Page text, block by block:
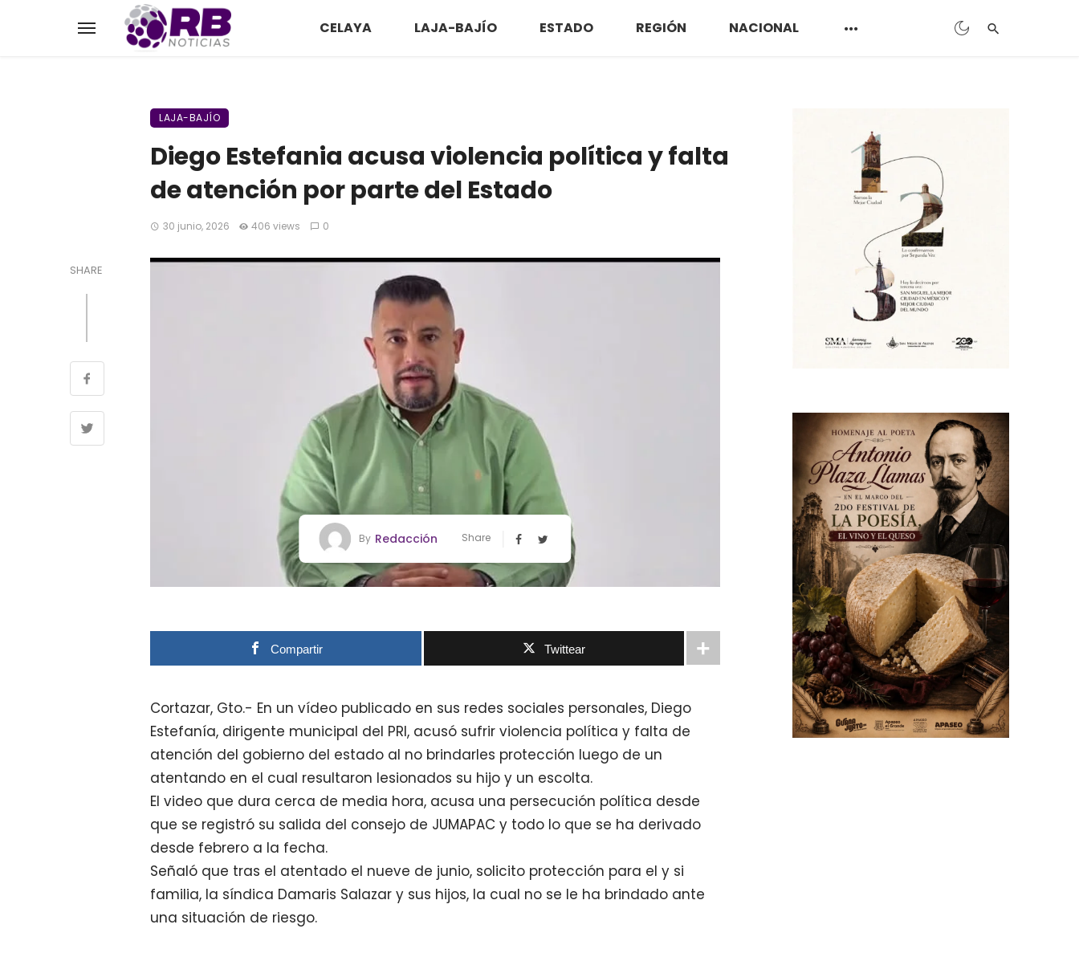
CELAYA LAJA-BAJÍO ESTADO REGIÓN NACIONAL
LAJA-BAJÍO
Diego Estefania acusa violencia política y falta
de atención por parte del Estado
30 junio, 2026 406 views 0
SHARE
By Redacción Share
Compartir Twittear
Cortazar, Gto.- En un vídeo publicado en sus redes sociales personales, Diego
Estefanía, dirigente municipal del PRI, acusó sufrir violencia política y falta de
atención del gobierno del estado al no brindarles protección luego de un
atentando en el cual resultaron lesionados su hijo y un escolta.
El video que dura cerca de media hora, acusa una persecución política desde
que se registró su salida del consejo de JUMAPAC y todo lo que se ha derivado
desde febrero a la fecha.
Señaló que tras el atentado el nueve de junio, solicito protección para el y si
familia, la síndica Damaris Salazar y sus hijos, la cual no se le ha brindado ante
una situación de riesgo.